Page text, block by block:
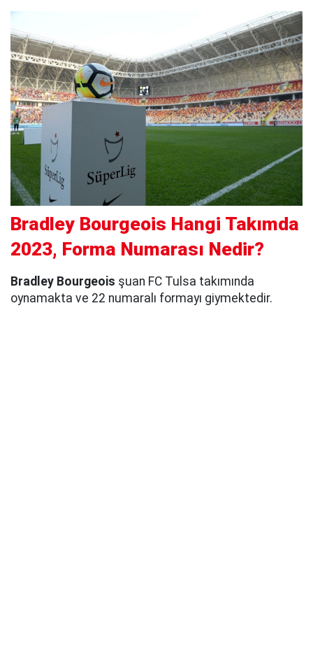
Bradley Bourgeois Hangi Takımda
2023, Forma Numarası Nedir?
Bradley Bourgeois şuan FC Tulsa takımında
oynamakta ve 22 numaralı formayı giymektedir.